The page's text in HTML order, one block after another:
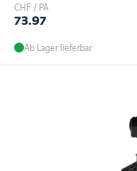
CHF / PA
73.97
Ab Lager lieferbar